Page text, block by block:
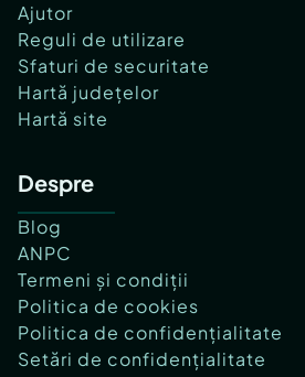
Ajutor
Reguli de utilizare
Sfaturi de securitate
Hartă județelor
Hartă site
Despre
Blog
ANPC
Termeni și condiții
Politica de cookies
Politica de confidențialitate
Setări de confidențialitate